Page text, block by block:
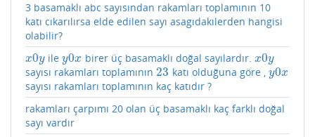
3 basamaklı abc sayısından rakamları toplamının 10
katı cıkarılırsa elde edilen sayı asagıdakılerden hangisi
olabilir?
x0y
x0y iley0x
y0x birer üç basamaklı doğal sayılardır. x0y
x0y
sayısı rakamları toplamının 23
23 katı olduğuna göre , y0x
y0x
sayısı rakamları toplamının kaç katıdır ?
rakamları çarpımı 20 olan üç basamaklı kaç farklı doğal
sayı vardır